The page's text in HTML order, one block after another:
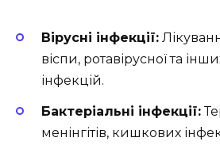
Вірусні інфекції:
віспи, ротавірусної та
інфекцій.
Бактеріальні інфекції:
менінгітів, кишкових